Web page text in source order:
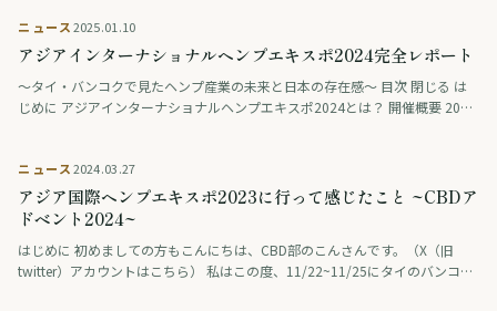
ニュース2025.01.10
アジアインターナショナルヘンプエキスポ2024完全レポート
〜タイ・バンコクで見たヘンプ産業の未来と日本の存在感〜 目次 閉じる は
じめに アジアインターナショナルヘンプエキスポ2024とは？ 開催概要 2023
ニュース2024.03.27
アジア国際ヘンプエキスポ2023に行って感じたこと ~CBDア
ドベント2024~
はじめに 初めましての方もこんにちは、CBD部のこんさんです。（X（旧
twitter）アカウントはこちら） 私はこの度、11/22~11/25にタイのバンコク